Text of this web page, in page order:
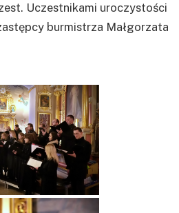
Uczestnikami uroczystości
burmistrza Małgorzata